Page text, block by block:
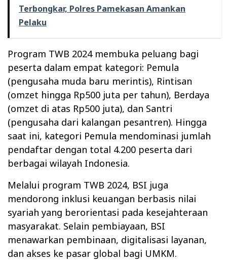
Terbongkar, Polres Pamekasan Amankan
Pelaku
Program TWB 2024 membuka peluang bagi
peserta dalam empat kategori: Pemula
(pengusaha muda baru merintis), Rintisan
(omzet hingga Rp500 juta per tahun), Berdaya
(omzet di atas Rp500 juta), dan Santri
(pengusaha dari kalangan pesantren). Hingga
saat ini, kategori Pemula mendominasi jumlah
pendaftar dengan total 4.200 peserta dari
berbagai wilayah Indonesia.
Melalui program TWB 2024, BSI juga
mendorong inklusi keuangan berbasis nilai
syariah yang berorientasi pada kesejahteraan
masyarakat. Selain pembiayaan, BSI
menawarkan pembinaan, digitalisasi layanan,
dan akses ke pasar global bagi UMKM.